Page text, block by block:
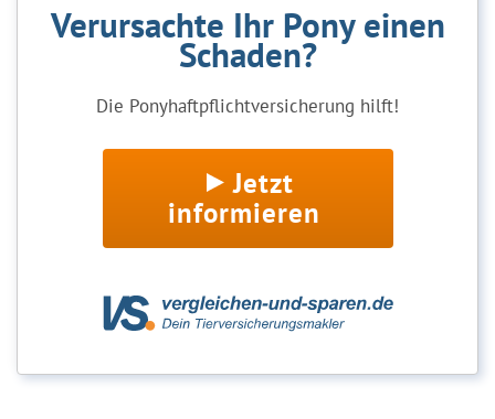
Verursachte Ihr Pony einen
Schaden?
Die Ponyhaftpflichtversicherung hilft!
Jetzt
informieren